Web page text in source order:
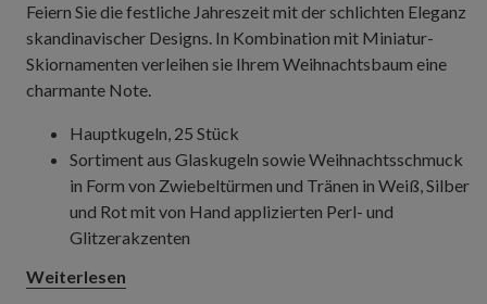
Feiern Sie die festliche Jahreszeit mit der schlichten Eleganz
skandinavischer Designs. In Kombination mit Miniatur-
Skiornamenten verleihen sie Ihrem Weihnachtsbaum eine
charmante Note.
Hauptkugeln, 25 Stück
Sortiment aus Glaskugeln sowie Weihnachtsschmuck
in Form von Zwiebeltürmen und Tränen in Weiß, Silber
und Rot mit von Hand applizierten Perl- und
Glitzerakzenten
Ski-Weihnachtsbaumschmuck, 4 Stück
Weiterlesen